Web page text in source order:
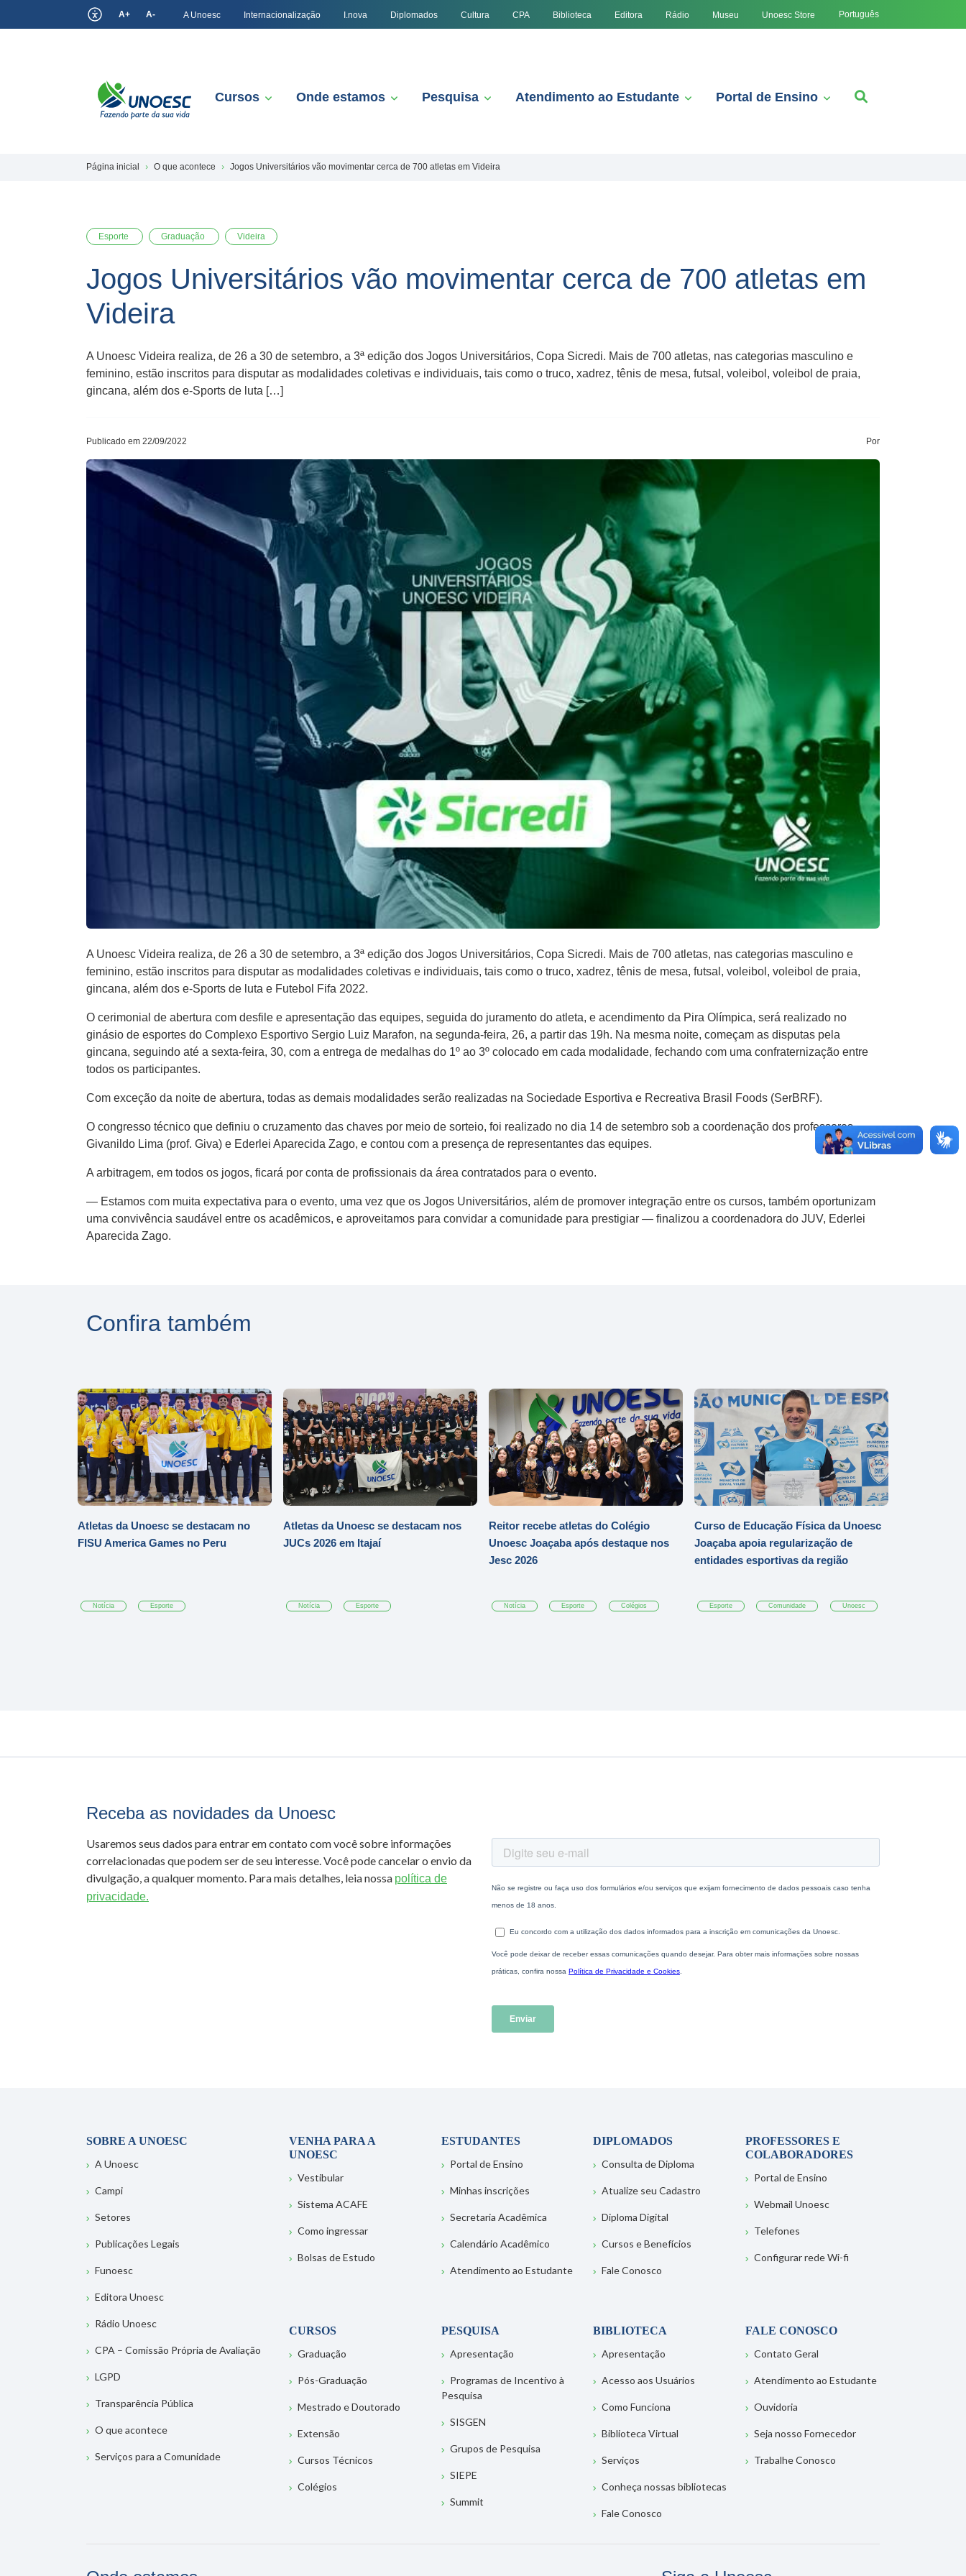
A+ A- A Unoesc Internacionalização I.nova Diplomados Cultura CPA Biblioteca Editora Rádio Museu Unoesc Store Português
Cursos Onde estamos Pesquisa Atendimento ao Estudante Portal de Ensino
Página inicial O que acontece Jogos Universitários vão movimentar cerca de 700 atletas em Videira
Esporte Graduação Videira
Jogos Universitários vão movimentar cerca de 700 atletas em
Videira
A Unoesc Videira realiza, de 26 a 30 de setembro, a 3ª edição dos Jogos Universitários, Copa Sicredi. Mais de 700 atletas, nas categorias masculino e
feminino, estão inscritos para disputar as modalidades coletivas e individuais, tais como o truco, xadrez, tênis de mesa, futsal, voleibol, voleibol de praia,
gincana, além dos e-Sports de luta […]
Publicado em 22/09/2022 Por
A Unoesc Videira realiza, de 26 a 30 de setembro, a 3ª edição dos Jogos Universitários, Copa Sicredi. Mais de 700 atletas, nas categorias masculino e
feminino, estão inscritos para disputar as modalidades coletivas e individuais, tais como o truco, xadrez, tênis de mesa, futsal, voleibol, voleibol de praia,
gincana, além dos e-Sports de luta e Futebol Fifa 2022.
O cerimonial de abertura com desfile e apresentação das equipes, seguida do juramento do atleta, e acendimento da Pira Olímpica, será realizado no
ginásio de esportes do Complexo Esportivo Sergio Luiz Marafon, na segunda-feira, 26, a partir das 19h. Na mesma noite, começam as disputas pela
gincana, seguindo até a sexta-feira, 30, com a entrega de medalhas do 1º ao 3º colocado em cada modalidade, fechando com uma confraternização entre
todos os participantes.
Com exceção da noite de abertura, todas as demais modalidades serão realizadas na Sociedade Esportiva e Recreativa Brasil Foods (SerBRF).
O congresso técnico que definiu o cruzamento das chaves por meio de sorteio, foi realizado no dia 14 de setembro sob a coordenação dos professores
Givanildo Lima (prof. Giva) e Ederlei Aparecida Zago, e contou com a presença de representantes das equipes.
A arbitragem, em todos os jogos, ficará por conta de profissionais da área contratados para o evento.
— Estamos com muita expectativa para o evento, uma vez que os Jogos Universitários, além de promover integração entre os cursos, também oportunizam
uma convivência saudável entre os acadêmicos, e aproveitamos para convidar a comunidade para prestigiar — finalizou a coordenadora do JUV, Ederlei
Aparecida Zago.
Confira também
Atletas da Unoesc se destacam no
FISU America Games no Peru
Notícia Esporte
Atletas da Unoesc se destacam nos
JUCs 2026 em Itajaí
Notícia Esporte
Reitor recebe atletas do Colégio
Unoesc Joaçaba após destaque nos
Jesc 2026
Notícia Esporte Colégios
Curso de Educação Física da Unoesc
Joaçaba apoia regularização de
entidades esportivas da região
Esporte Comunidade Unoesc
Receba as novidades da Unoesc
Usaremos seus dados para entrar em contato com você sobre informações
correlacionadas que podem ser de seu interesse. Você pode cancelar o envio da
divulgação, a qualquer momento. Para mais detalhes, leia nossa política de
privacidade.
SOBRE A UNOESC
A Unoesc
Campi
Setores
Publicações Legais
Funoesc
Editora Unoesc
Rádio Unoesc
CPA – Comissão Própria de Avaliação
LGPD
Transparência Pública
O que acontece
Serviços para a Comunidade
VENHA PARA A
UNOESC
Vestibular
Sistema ACAFE
Como ingressar
Bolsas de Estudo
ESTUDANTES
Portal de Ensino
Minhas inscrições
Secretaria Acadêmica
Calendário Acadêmico
Atendimento ao Estudante
DIPLOMADOS
Consulta de Diploma
Atualize seu Cadastro
Diploma Digital
Cursos e Benefícios
Fale Conosco
PROFESSORES E
COLABORADORES
Portal de Ensino
Webmail Unoesc
Telefones
Configurar rede Wi-fi
CURSOS
Graduação
Pós-Graduação
Mestrado e Doutorado
Extensão
Cursos Técnicos
Colégios
PESQUISA
Apresentação
Programas de Incentivo à
Pesquisa
SISGEN
Grupos de Pesquisa
SIEPE
Summit
BIBLIOTECA
Apresentação
Acesso aos Usuários
Como Funciona
Biblioteca Virtual
Serviços
Conheça nossas bibliotecas
Fale Conosco
FALE CONOSCO
Contato Geral
Atendimento ao Estudante
Ouvidoria
Seja nosso Fornecedor
Trabalhe Conosco